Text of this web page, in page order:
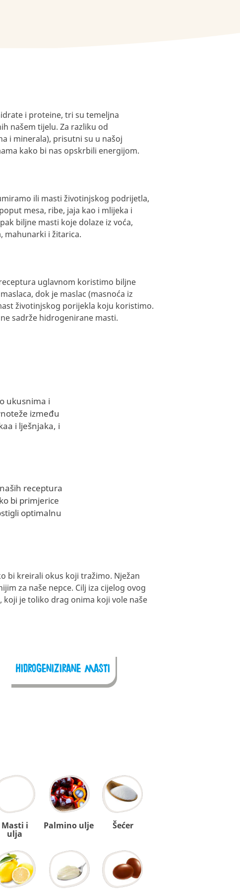
i proteine, tri su temeljna
našem tijelu. Za razliku od
i minerala), prisutni su u našoj
kako bi nas opskrbili energijom.
ili masti životinjskog podrijetla,
mesa, ribe, jaja kao i mlijeka i
biljne masti koje dolaze iz voća,
mahunarki i žitarica.
uglavnom koristimo biljne
dok je maslac (masnoća iz
životinjskog porijekla koju koristimo.
sadrže hidrogenirane masti.
ukusnima i
između
i lješnjaka, i
receptura
bi primjerice
optimalnu
bi kreirali okus koji tražimo. Nježan
za naše nepce. Cilj iza cijelog ovog
je toliko drag onima koji vole naše
Hidrogenizirane masti
Masti i
ulja
Palmino ulje Šećer